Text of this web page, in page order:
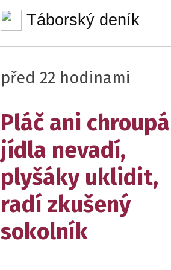
Táborský deník
před 22 hodinami
Pláč ani
jídla nevadí,
plyšáky uklidit,
radí zkušený
sokolník